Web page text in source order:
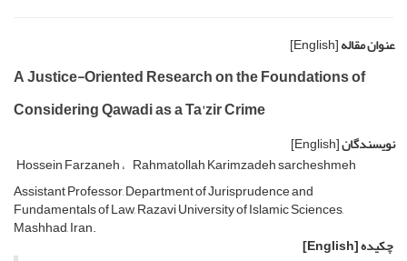
عنوان مقاله[English]
A Justice-Oriented Research on the Foundations of
Considering Qawadi as a Ta'zir Crime
نویسندگان[English]
Hossein Farzaneh Rahmatollah Karimzadeh sarcheshmeh
Assistant Professor, Department of Jurisprudence and
Fundamentals of Law, Razavi University of Islamic Sciences,
Mashhad, Iran.
چکیده[English]